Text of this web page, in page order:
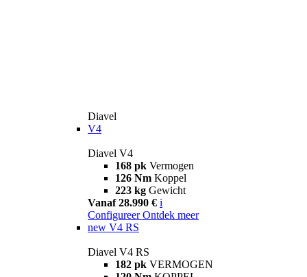
Diavel
V4
Diavel V4
168 pk Vermogen
126 Nm Koppel
223 kg Gewicht
Vanaf 28.990 € i
Configureer Ontdek meer
new V4 RS
Diavel V4 RS
182 pk VERMOGEN